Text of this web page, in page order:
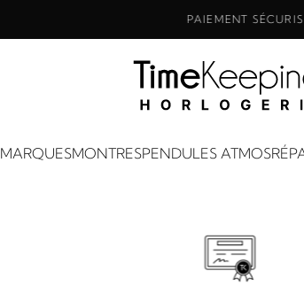
PAIEMENT SÉCURISÉ
MARQUESMONTRESPENDULES ATMOS